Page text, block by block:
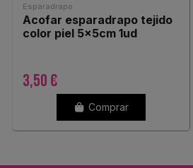
Esparadrapo
Acofar esparadrapo tejido
color piel 5x5cm 1ud
3,50 €
Comprar